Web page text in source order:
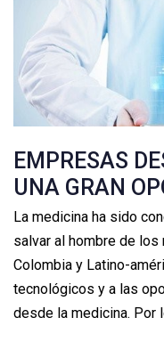
EMPRESAS
UNA GRAN
La medicina ha sido
salvar al hombre de
Colombia y Latino-
tecnológicos y a las
desde la medicina. Por